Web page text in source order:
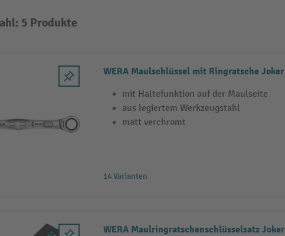
5 Produkte
WERA Maulschlüssel mit Ringratsche Joker
mit Haltefunktion auf der Maulseite
aus legiertem Werkzeugstahl
matt verchromt
14 Varianten
WERA Maulringratschenschlüsselsatz Joker